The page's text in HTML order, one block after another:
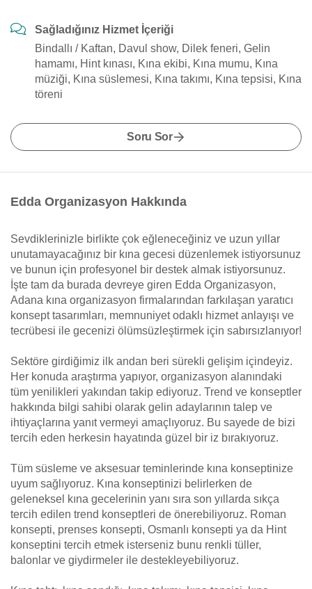
Sağladığınız Hizmet İçeriği
Bindallı / Kaftan, Davul show, Dilek feneri, Gelin
hamamı, Hint kınası, Kına ekibi, Kına mumu, Kına
müziği, Kına süslemesi, Kına takımı, Kına tepsisi, Kına
töreni
Soru Sor
Edda Organizasyon Hakkında
Sevdiklerinizle birlikte çok eğleneceğiniz ve uzun yıllar
unutamayacağınız bir kına gecesi düzenlemek istiyorsunuz
ve bunun için profesyonel bir destek almak istiyorsunuz.
İşte tam da burada devreye giren Edda Organizasyon,
Adana kına organizasyon firmalarından farkılaşan yaratıcı
konsept tasarımları, memnuniyet odaklı hizmet anlayışı ve
tecrübesi ile gecenizi ölümsüzleştirmek için sabırsızlanıyor!
Sektöre girdiğimiz ilk andan beri sürekli gelişim içindeyiz.
Her konuda araştırma yapıyor, organizasyon alanındaki
tüm yenilikleri yakından takip ediyoruz. Trend ve konseptler
hakkında bilgi sahibi olarak gelin adaylarının talep ve
ihtiyaçlarına yanıt vermeyi amaçlıyoruz. Bu sayede de bizi
tercih eden herkesin hayatında güzel bir iz bırakıyoruz.
Tüm süsleme ve aksesuar teminlerinde kına konseptinize
uyum sağlıyoruz. Kına konseptinizi belirlerken de
geleneksel kına gecelerinin yanı sıra son yıllarda sıkça
tercih edilen trend konseptleri de önerebiliyoruz. Roman
konsepti, prenses konsepti, Osmanlı konsepti ya da Hint
konseptini tercih etmek isterseniz bunu renkli tüller,
balonlar ve giydirmeler ile destekleyebiliyoruz.